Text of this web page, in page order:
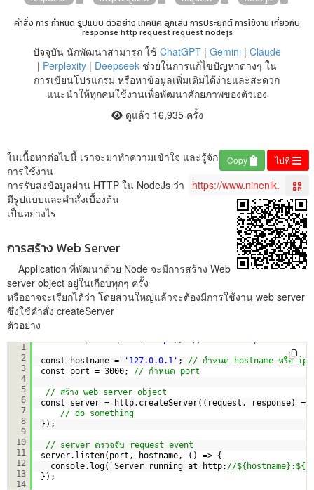
คำสั่ง การ กำหนด รูปแบบ ตัวอย่าง เทคนิค ลูกเล่น การประยุกต์ การใช้งาน เกี่ยวกับ
response http request request nodejs
ปัจจุบัน นักพัฒนาสามารถ ใช้ ChatGPT| Gemini| Claude
| Perplexity| Deepseekช่วยในการแก้ไขปัญหาต่างๆ ใน
การเขียนโปรแกรม หรือหาข้อมูลเพิ่มเติมได้ง่ายและสะดวก
แนะนำให้ทุกคนใช้งานเพื่อพัฒนาศักยภาพของตัวเอง
ดูแล้ว 16,935 ครั้ง
ไปที่
Copy
ในเนื้อหาต่อไปนี้ เราจะมาทำความเข้าใจ และรู้จัก
การใช้งาน
การรับส่งข้อมูลผ่าน HTTP ใน NodeJs ว่า
มีรูปแบบและคำสั่งเบื้องต้น
เป็นอย่างไร
การสร้าง Web Server
Application ที่พัฒนาด้วย Node จะมีการสร้าง Web
server object อยู่ในเกือบทุกๆ ครั้ง
หรืออาจจะเรียกได้ว่า โดยส่วนใหญ่แล้วจะต้องมีการใช้งาน web server
ซึ่งใช้คำสั่ง createServer
ตัวอย่าง
1
2
3
4
5
6
7
8
9
10
11
12
13
14
const hostname = '127.0.0.1' ; // กำหนด hostname หรือ ip
const port = 3000; // กำหนด port
// สร้าง web server object
const server = http.createServer((request, response)
// do something
});
// server ตรวจจับ request event
server.listen(port, hostname, () => {
console.log(`Server running at http: //
});